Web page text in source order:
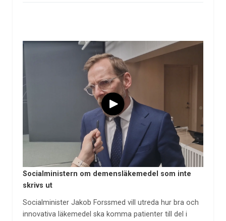
Socialministern om demensläkemedel som inte
skrivs ut
Socialminister Jakob Forssmed vill utreda hur bra och
innovativa läkemedel ska komma patienter till del i